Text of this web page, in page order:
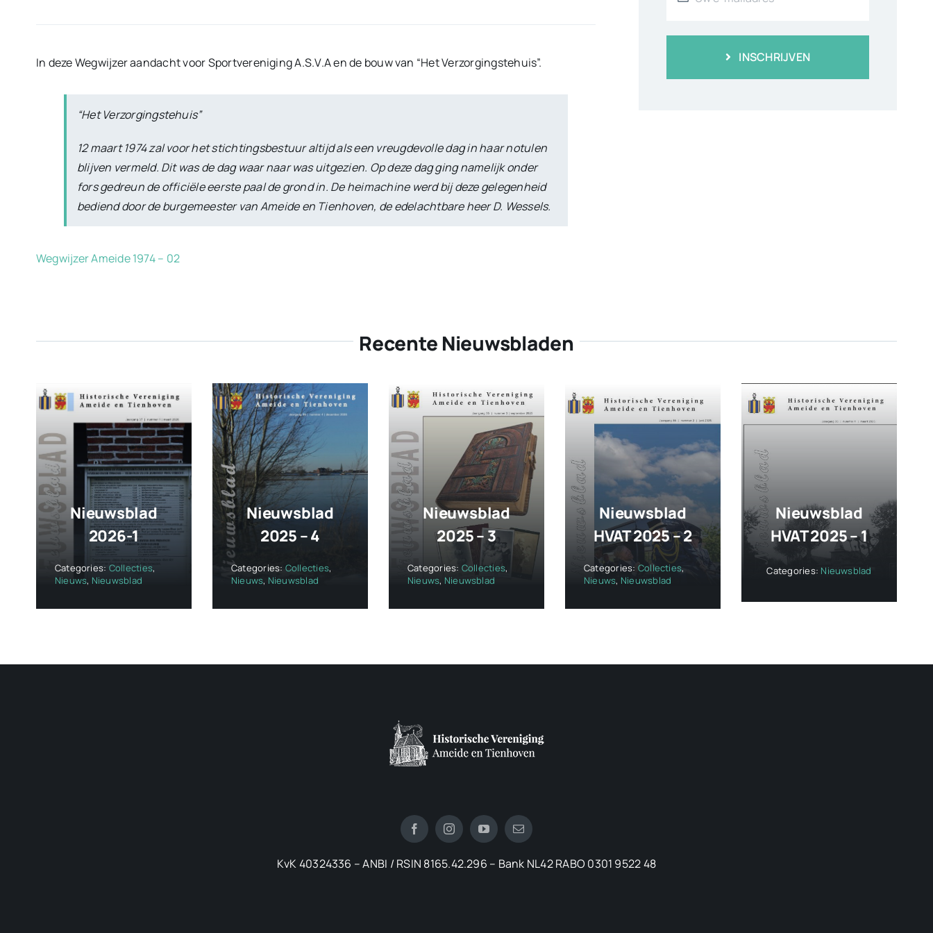
In deze Wegwijzer aandacht voor Sportvereniging A.S.V.A en de bouw van “Het Verzorgingstehuis”.
“Het Verzorgingstehuis”
12 maart 1974 zal voor het stichtingsbestuur altijd als een vreugdevolle dag in haar notulen
blijven vermeld. Dit was de dag waar naar was uitgezien. Op deze dag ging namelijk onder
fors gedreun de officiële eerste paal de grond in. De heimachine werd bij deze gelegenheid
bediend door de burgemeester van Ameide en Tienhoven, de edelachtbare heer D. Wessels.
Wegwijzer Ameide 1974 – 02
INSCHRIJVEN
Recente Nieuwsbladen
Nieuwsblad
2026-1
Categories: Collecties,
Nieuws, Nieuwsblad
Nieuwsblad
2025 – 4
Categories: Collecties,
Nieuws, Nieuwsblad
Nieuwsblad
2025 – 3
Categories: Collecties,
Nieuws, Nieuwsblad
Nieuwsblad
HVAT 2025 – 2
Categories: Collecties,
Nieuws, Nieuwsblad
Nieuwsblad
HVAT 2025 – 1
Categories: Nieuwsblad
KvK 40324336 – ANBI / RSIN 8165.42.296 – Bank NL42 RABO 0301 9522 48